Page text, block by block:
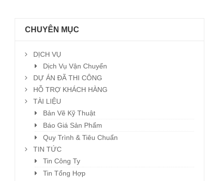
CHUYÊN MỤC
DỊCH VỤ
Dịch Vụ Vận Chuyển
DỰ ÁN ĐÃ THI CÔNG
HỖ TRỢ KHÁCH HÀNG
TÀI LIỆU
Bản Vẽ Kỹ Thuật
Báo Giá Sản Phẩm
Quy Trình & Tiêu Chuẩn
TIN TỨC
Tin Công Ty
Tin Tổng Hợp